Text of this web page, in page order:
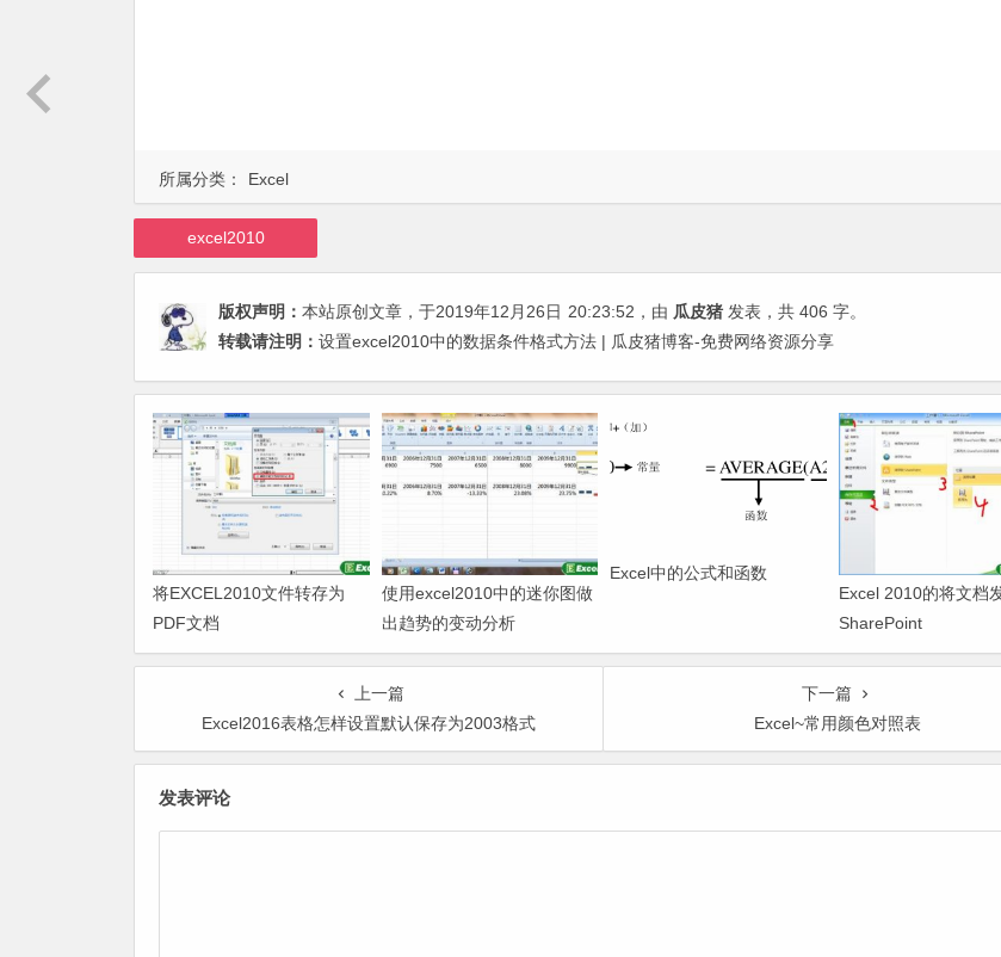
所属分类： Excel
excel2010
版权声明： 本站原创文章，于2019年12月26日 20:23:52 ，由 瓜皮猪 发表，共 406 字。
转载请注明： 设置excel2010中的数据条件格式方法 | 瓜皮猪博客-免费网络资源分享
将EXCEL2010文件转存为
PDF文档
使用excel2010中的迷你图做
出趋势的变动分析
Excel中的公式和函数
Excel 2010的将文档
SharePoint
上一篇
Excel2016表格怎样设置默认保存为2003格式
下一篇
Excel~常用颜色对照表
发表评论